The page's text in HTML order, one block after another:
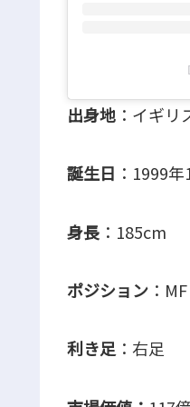
出身地 ：イギ
誕生日 ：1999
身長 ：
ポジション ：MF
利き足：右足